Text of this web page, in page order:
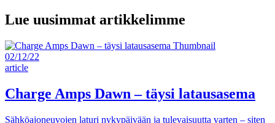
Lue uusimmat artikkelimme
02/12/22
article
Charge Amps Dawn – täysi latausasema
Sähköajoneuvojen laturi nykypäivään ja tulevaisuutta varten – siten